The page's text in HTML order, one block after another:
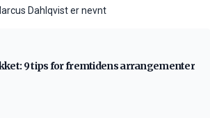
Dahlqvist er nevnt
9 tips for fremtidens arrangementer